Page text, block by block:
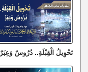
تَحْوِيلُ الْقِبْلَةِ.. دُرُوسٌ وَعِبَرٌ